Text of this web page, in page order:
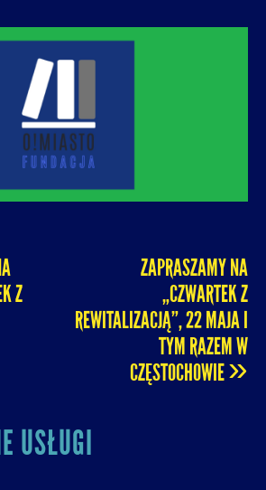
– PROMUJEMY I WSPIERAMY
I MIEJSKICH WSPÓLNOT.
Z
ZAPRASZAMY NA
„CZWARTEK Z
REWITALIZACJĄ”, 22 MAJA I
TYM RAZEM W
CZĘSTOCHOWIE»
USŁUGI